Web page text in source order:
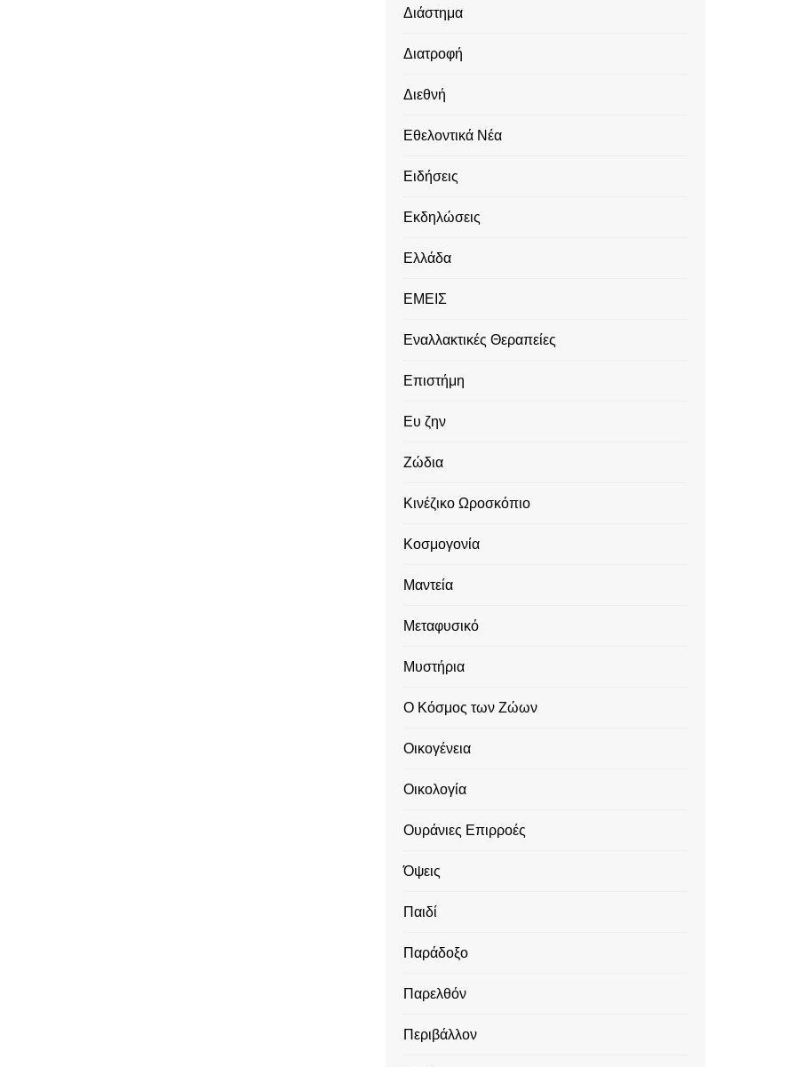
Διάστημα
Διατροφή
Διεθνή
Εθελοντικά Νέα
Ειδήσεις
Εκδηλώσεις
Ελλάδα
ΕΜΕΙΣ
Εναλλακτικές Θεραπείες
Επιστήμη
Ευ ζην
Ζώδια
Κινέζικο Ωροσκόπιο
Κοσμογονία
Μαντεία
Μεταφυσικό
Μυστήρια
Ο Κόσμος των Ζώων
Οικογένεια
Οικολογία
Ουράνιες Επιρροές
Όψεις
Παιδί
Παράδοξο
Παρελθόν
Περιβάλλον